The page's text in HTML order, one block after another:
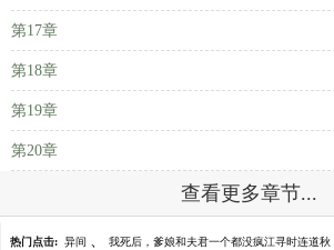
第17章
第18章
第19章
第20章
查看更多章节...
热门点击: 异间 、 我死后，爹娘和夫君一个都没疯江寻时连道秋